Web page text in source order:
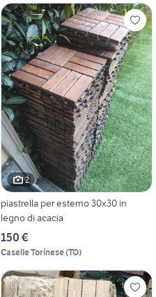
2
piastrella per esterno 30x30 in
legno di acacia
150 €
Caselle Torinese(TO)